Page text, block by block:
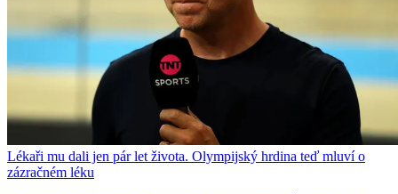
Lékaři mu dali jen pár let života. Olympijský hrdina teď mluví o
zázračném léku